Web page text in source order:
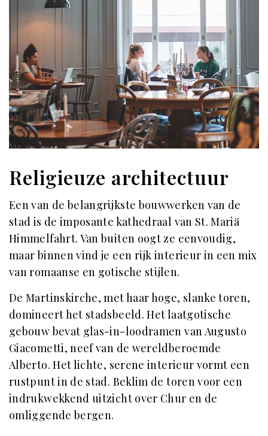
Religieuze architectuur
Een van de belangrijkste bouwwerken van de
stad is de imposante kathedraal van St. Mariä
Himmelfahrt. Van buiten oogt ze eenvoudig,
maar binnen vind je een rijk interieur in een mix
van romaanse en gotische stijlen.
De Martinskirche, met haar hoge, slanke toren,
domineert het stadsbeeld. Het laatgotische
gebouw bevat glas-in-loodramen van Augusto
Giacometti, neef van de wereldberoemde
Alberto. Het lichte, serene interieur vormt een
rustpunt in de stad. Beklim de toren voor een
indrukwekkend uitzicht over Chur en de
omliggende bergen.